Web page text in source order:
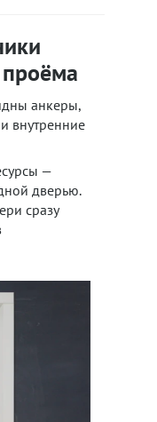
анкеры,
внутренние
—
дверью.
сразу